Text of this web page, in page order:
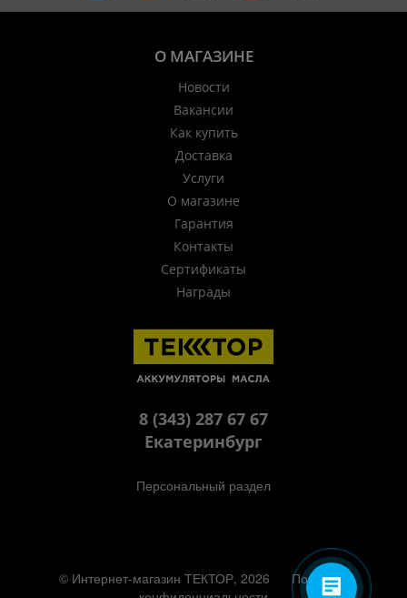
О МАГАЗИНЕ
Новости
Вакансии
Как купить
Доставка
Услуги
О магазине
Гарантия
Контакты
Сертификаты
Награды
8 (343) 287 67 67
Екатеринбург
Персональный раздел
© Интернет-магазин ТЕКТОР, 2026
Политика